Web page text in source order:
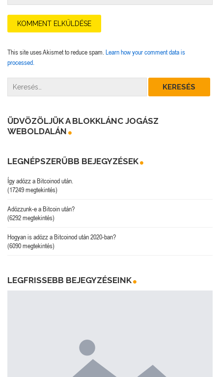
This site uses Akismet to reduce spam. Learn how your comment data is
processed.
ÜDVÖZÖLJÜK A BLOKKLÁNC JOGÁSZ
WEBOLDALÁN
LEGNÉPSZERŰBB BEJEGYZÉSEK
Így adózz a Bitcoinod után.
(17249 megtekintés)
Adózzunk-e a Bitcoin után?
(6292 megtekintés)
Hogyan is adózz a Bitcoinod után 2020-ban?
(6090 megtekintés)
LEGFRISSEBB BEJEGYZÉSEINK